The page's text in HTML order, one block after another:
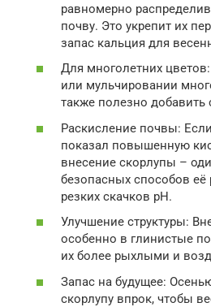
равномерно
почву. Это укрепит их
запас кальция для
Для многолетних
или мульчировании
также полезно добавить
Раскисление почвы:
показал повышенную
внесение скорлупы –
безопасных способов её
резких скачков pH.
Улучшение структуры:
особенно в глинистые
их более рыхлыми и
Запас на будущее:
скорлупу впрок, чтобы